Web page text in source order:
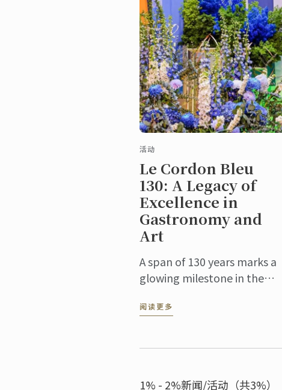
活动
Le Cordon Bleu
130: A Legacy of
Excellence in
Gastronomy and
Art
A span of 130 years marks a
glowing milestone in the
to the inheritance and
阅读更多
1% - 2%新闻/活动（共3%）